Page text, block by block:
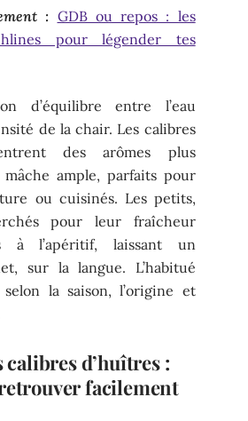
: GDB ou repos : les
pour légender tes
d’équilibre entre l’eau
de la chair. Les calibres
des arômes plus
ample, parfaits pour
ou cuisinés. Les petits,
pour leur fraîcheur
à l’apéritif, laissant un
sur la langue. L’habitué
la saison, l’origine et
d’huîtres :
facilement